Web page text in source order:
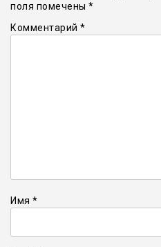
поля помечены *
Комментарий *
Имя *